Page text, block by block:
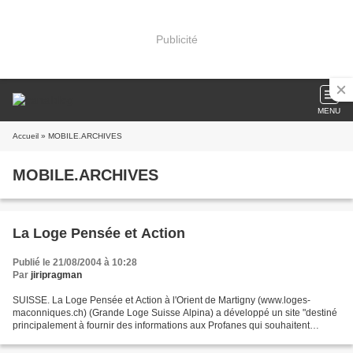
Publicité
MENU
Accueil » MOBILE.ARCHIVES
MOBILE.ARCHIVES
La Loge Pensée et Action
Publié le 21/08/2004 à 10:28
Par jiripragman
SUISSE. La Loge Pensée et Action à l'Orient de Martigny (www.loges-
maconniques.ch) (Grande Loge Suisse Alpina) a développé un site "destiné
principalement à fournir des informations aux Profanes qui souhaitent